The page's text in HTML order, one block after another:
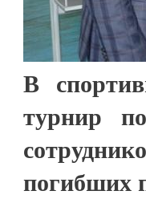
В
турнир
погибших